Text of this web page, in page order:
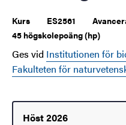
Kurs ES2561
45 högskolepoäng (hp)
Ges vid Institutionen för
Fakulteten för
Höst 2026